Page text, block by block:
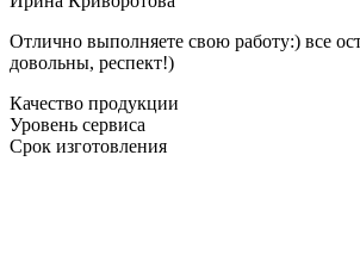
Отлично выполняете свою работу:) все
довольны, респект!)
Качество продукции
Уровень сервиса
Срок изготовления